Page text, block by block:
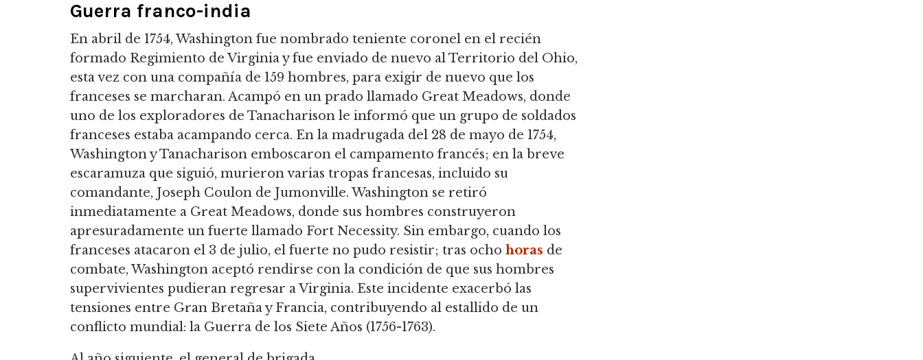
Guerra franco-india
En abril de 1754, Washington fue nombrado teniente coronel en el recién
formado Regimiento de Virginia y fue enviado de nuevo al Territorio del Ohio,
esta vez con una compañía de 159 hombres, para exigir de nuevo que los
franceses se marcharan. Acampó en un prado llamado Great Meadows, donde
uno de los exploradores de Tanacharison le informó que un grupo de soldados
franceses estaba acampando cerca. En la madrugada del 28 de mayo de 1754,
Washington y Tanacharison emboscaron el campamento francés; en la breve
escaramuza que siguió, murieron varias tropas francesas, incluido su
comandante, Joseph Coulon de Jumonville. Washington se retiró
inmediatamente a Great Meadows, donde sus hombres construyeron
apresuradamente un fuerte llamado Fort Necessity. Sin embargo, cuando los
franceses atacaron el 3 de julio, el fuerte no pudo resistir; tras ocho horas de
combate, Washington aceptó rendirse con la condición de que sus hombres
supervivientes pudieran regresar a Virginia. Este incidente exacerbó las
tensiones entre Gran Bretaña y Francia, contribuyendo al estallido de un
conflicto mundial: la Guerra de los Siete Años (1756-1763).